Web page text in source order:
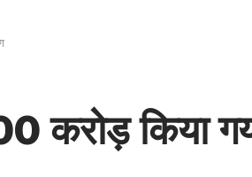
करोड़ किया